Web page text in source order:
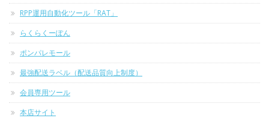
RPP運用自動化ツール「RAT」
らくらくーぽん
ポンパレモール
最強配送ラベル（配送品質向上制度）
会員専用ツール
本店サイト